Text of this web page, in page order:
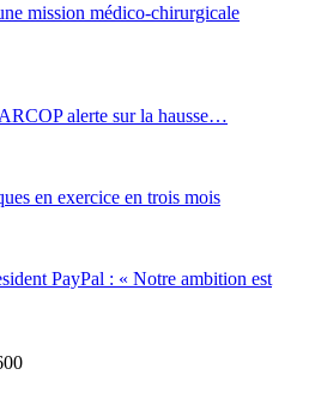
mission médico-chirurgicale
alerte sur la hausse…
en exercice en trois mois
PayPal : « Notre ambition est